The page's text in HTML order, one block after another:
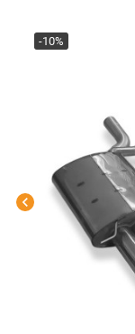
chevron_left
-10%